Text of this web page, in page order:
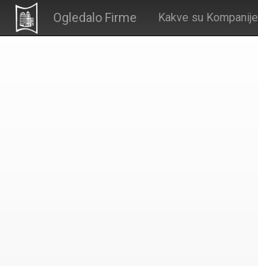
Ogledalo Firme Kakve su Kompanije